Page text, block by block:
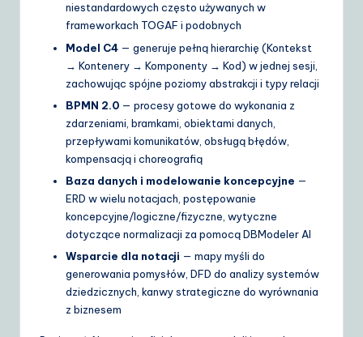
niestandardowych często używanych w
frameworkach TOGAF i podobnych
Model C4 — generuje pełną hierarchię (Kontekst
→ Kontenery → Komponenty → Kod) w jednej sesji,
zachowując spójne poziomy abstrakcji i typy relacji
BPMN 2.0 — procesy gotowe do wykonania z
zdarzeniami, bramkami, obiektami danych,
przepływami komunikatów, obsługą błędów,
kompensacją i choreografią
Baza danych i modelowanie koncepcyjne —
ERD w wielu notacjach, postępowanie
koncepcyjne/logiczne/fizyczne, wytyczne
dotyczące normalizacji za pomocą DBModeler AI
Wsparcie dla notacji — mapy myśli do
generowania pomysłów, DFD do analizy systemów
dziedzicznych, kanwy strategiczne do wyrównania
z biznesem